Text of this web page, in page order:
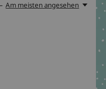
Am meisten angesehen